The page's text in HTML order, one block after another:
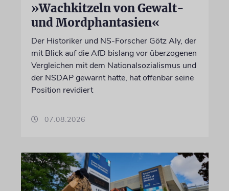
»Wachkitzeln von Gewalt-
und Mordphantasien«
Der Historiker und NS-Forscher Götz Aly, der
mit Blick auf die AfD bislang vor überzogenen
Vergleichen mit dem Nationalsozialismus und
der NSDAP gewarnt hatte, hat offenbar seine
Position revidiert
07.08.2026